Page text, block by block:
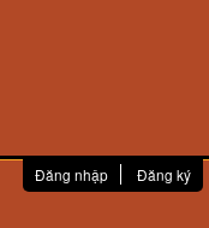
Đăng nhập Đăng ký